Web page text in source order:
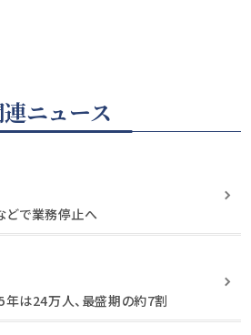
連ニュース
どで業務停止へ
年は24万人、最盛期の約7割